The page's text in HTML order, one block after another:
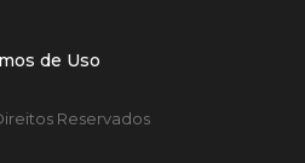
de Uso
Reservados